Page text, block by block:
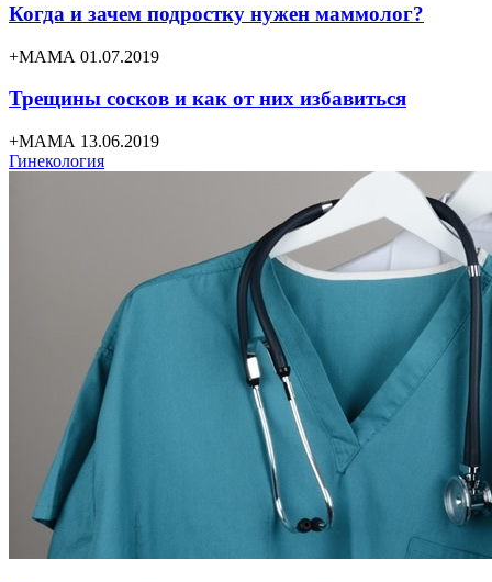
Когда и зачем подростку нужен маммолог?
+МАМА 01.07.2019
Трещины сосков и как от них избавиться
+МАМА 13.06.2019
Гинекология